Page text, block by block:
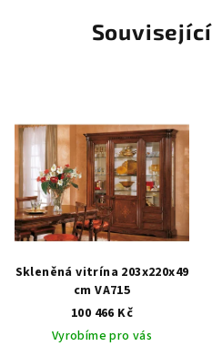
Skleněná vitrína 203x220x49
cm VA715
100 466 Kč
Vyrobíme pro vás